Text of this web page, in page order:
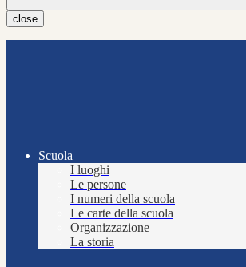
close
Scuola
I luoghi
Le persone
I numeri della scuola
Le carte della scuola
Organizzazione
La storia